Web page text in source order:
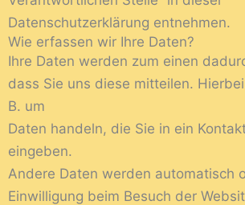
Datenschutzerklärung entnehmen.
Wie erfassen wir Ihre Daten?
Ihre Daten werden zum einen
dass Sie uns diese mitteilen.
B. um
Daten handeln, die Sie in ein
eingeben.
Andere Daten werden automatisch
Einwilligung beim Besuch der